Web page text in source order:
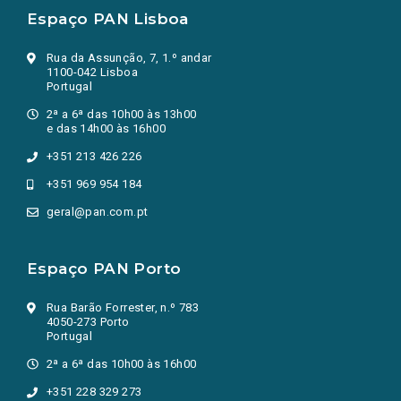
Espaço PAN Lisboa
Rua da Assunção, 7, 1.º andar
1100-042 Lisboa
Portugal
2ª a 6ª das 10h00 às 13h00
e das 14h00 às 16h00
+351 213 426 226
+351 969 954 184
geral@pan.com.pt
Espaço PAN Porto
Rua Barão Forrester, n.º 783
4050-273 Porto
Portugal
2ª a 6ª das 10h00 às 16h00
+351 228 329 273